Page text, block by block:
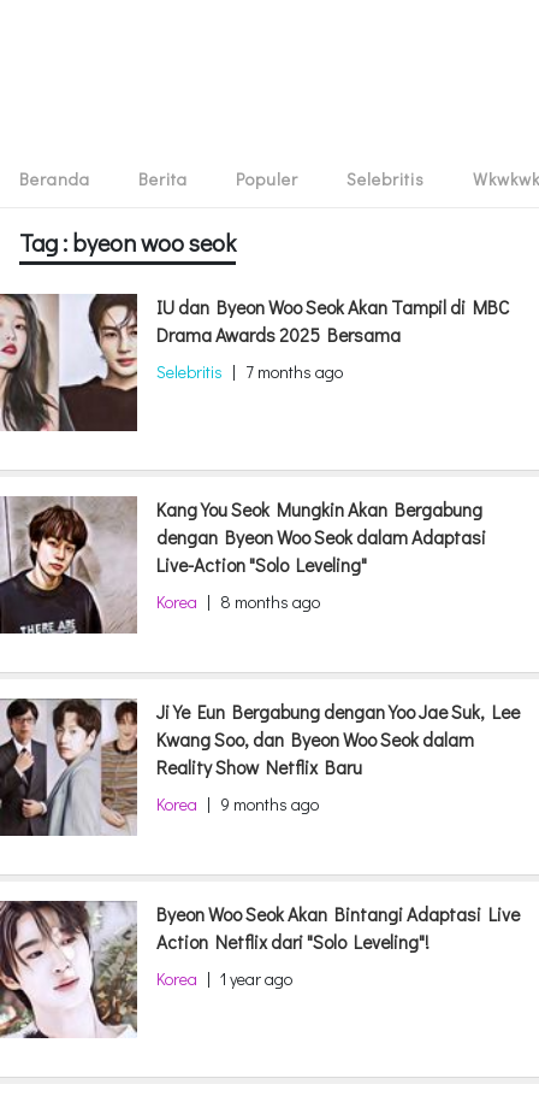
Beranda Berita Populer Selebritis Wkwkwk
Tag : byeon woo seok
IU dan Byeon Woo Seok Akan Tampil di MBC
Drama Awards 2025 Bersama
Selebritis | 7 months ago
Kang You Seok Mungkin Akan Bergabung
dengan Byeon Woo Seok dalam Adaptasi
Live-Action "Solo Leveling"
Korea | 8 months ago
Ji Ye Eun Bergabung dengan Yoo Jae Suk, Lee
Kwang Soo, dan Byeon Woo Seok dalam
Reality Show Netflix Baru
Korea | 9 months ago
Byeon Woo Seok Akan Bintangi Adaptasi Live
Action Netflix dari "Solo Leveling"!
Korea | 1 year ago